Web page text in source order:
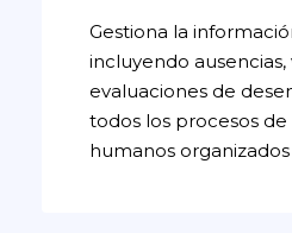
Gestiona la
incluyendo ausencias,
evaluaciones de
todos los procesos de
humanos